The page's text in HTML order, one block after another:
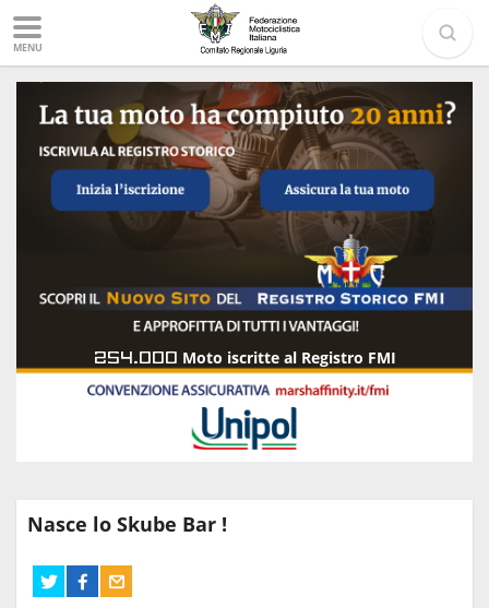
MENU
254.000 Moto iscritte al Registro FMI
Nasce lo Skube Bar !